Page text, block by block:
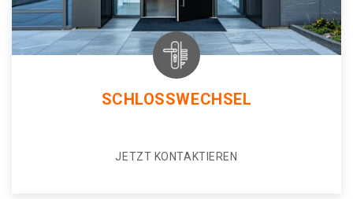
SCHLOSSWECHSEL
JETZT KONTAKTIEREN